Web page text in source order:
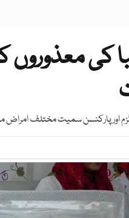
کی معذوروں
اور پارکنسن سمیت مختلف امراض